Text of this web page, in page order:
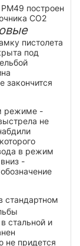
построен
CO2
пистолета
под
закончится
режиме -
не
в режим
-
стандартном
стальной и
не придется